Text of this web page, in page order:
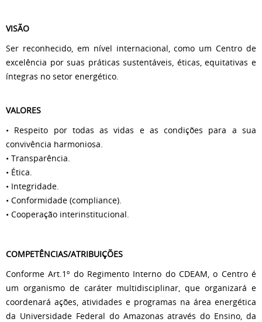
VISÃO
Ser reconhecido, em nível internacional, como um Centro de
excelência por suas práticas sustentáveis, éticas, equitativas e
íntegras no setor energético.
VALORES
• Respeito por todas as vidas e as condições para a sua
convivência harmoniosa.
• Transparência.
• Ética.
• Integridade.
• Conformidade (compliance).
• Cooperação interinstitucional.
COMPETÊNCIAS/ATRIBUIÇÕES
Conforme Art.1º do Regimento Interno do CDEAM, o Centro é
um organismo de caráter multidisciplinar, que organizará e
coordenará ações, atividades e programas na área energética
da Universidade Federal do Amazonas através do Ensino, da